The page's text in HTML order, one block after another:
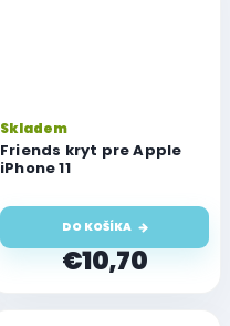
Friends kryt pre Apple
iPhone 11
Skladem
€10,70
DO KOŠÍKA